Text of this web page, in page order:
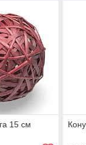
15 см